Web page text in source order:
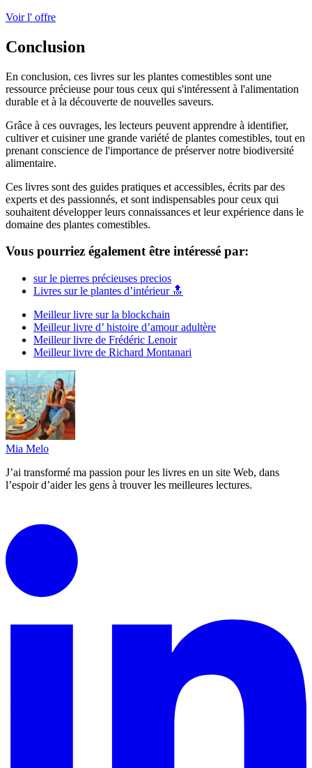
Voir l' offre
Conclusion
En conclusion, ces livres sur les plantes comestibles sont une
ressource précieuse pour tous ceux qui s'intéressent à l'alimentation
durable et à la découverte de nouvelles saveurs.
Grâce à ces ouvrages, les lecteurs peuvent apprendre à identifier,
cultiver et cuisiner une grande variété de plantes comestibles, tout en
prenant conscience de l'importance de préserver notre biodiversité
alimentaire.
Ces livres sont des guides pratiques et accessibles, écrits par des
experts et des passionnés, et sont indispensables pour ceux qui
souhaitent développer leurs connaissances et leur expérience dans le
domaine des plantes comestibles.
Vous pourriez également être intéressé par:
sur le pierres précieuses precios
Livres sur le plantes d’intérieur 🔝
Meilleur livre sur la blockchain
Meilleur livre d’ histoire d’amour adultère
Meilleur livre de Frédéric Lenoir
Meilleur livre de Richard Montanari
Mia Melo
J’ai transformé ma passion pour les livres en un site Web, dans
l’espoir d’aider les gens à trouver les meilleures lectures.